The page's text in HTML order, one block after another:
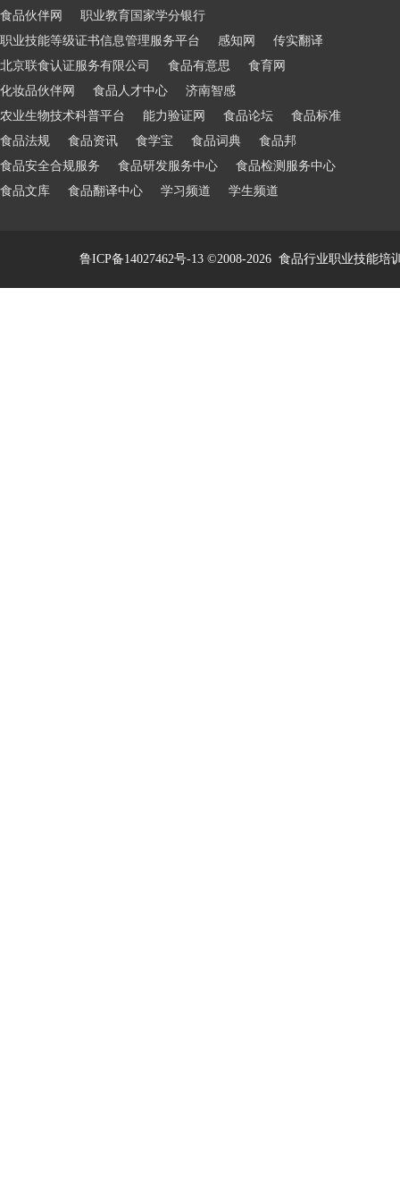
食品伙伴网
职业教育国家学分银行
职业技能等级证书信息管理服务平台
感知网
传实翻译
北京联食认证服务有限公司
食品有意思
食育网
化妆品伙伴网
食品人才中心
济南智感
农业生物技术科普平台
能力验证网 食品论坛
食品标准
食品法规
食品资讯 食学宝 食品词典
食品邦
食品安全合规服务
食品研发服务中心
食品检测服务中心
食品文库
食品翻译中心 学习频道 学生频道
鲁ICP备14027462号-13©2008-2026 食品行业职业技能培